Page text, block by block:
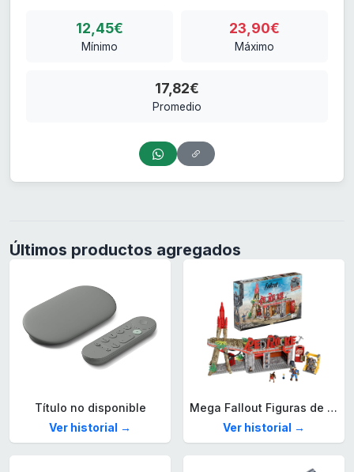
12,45€
Mínimo
23,90€
Máximo
17,82€
Promedio
Últimos productos agregados
Título no disponible
Ver historial →
Mega Fallout Figuras de acción y Juguetes de construcción, Parada de Camiones Red Rocket con 824 Piezas, 2 Personajes articulados y Accesorios, para coleccionistas, HXT00
Ver historial →